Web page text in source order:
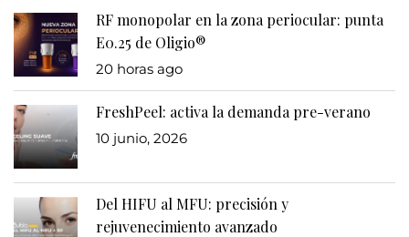
RF monopolar en la zona periocular: punta
E0.25 de Oligio®
20 horas ago
FreshPeel: activa la demanda pre-verano
10 junio, 2026
Del HIFU al MFU: precisión y
rejuvenecimiento avanzado